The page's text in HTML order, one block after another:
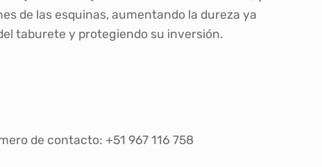
de las esquinas, aumentando la dureza ya
taburete y protegiendo su inversión.
de contacto: +51 967 116 758